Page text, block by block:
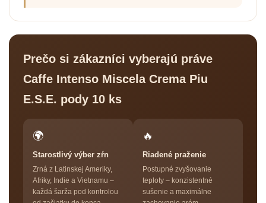
Prečo si zákazníci vyberajú práve
Caffe Intenso Miscela Crema Piu
E.S.E. pody 10 ks
🌍
Starostlivý výber zŕn
Zrná z Latinskej Ameriky,
Afriky, Indie a Vietnamu –
každá šarža pod kontrolou
🔥
Riadené praženie
Postupné zvyšovanie
teploty – konzistentné
sušenie a maximálne